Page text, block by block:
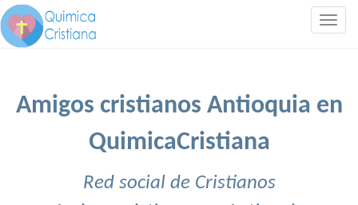
Amigos cristianos Antioquia en
QuimicaCristiana
Red social de Cristianos